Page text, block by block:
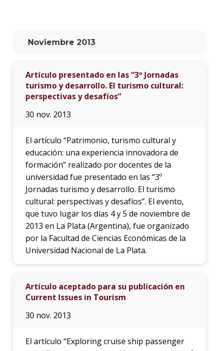
Noviembre 2013
Artículo presentado en las “3º Jornadas
turismo y desarrollo. El turismo cultural:
perspectivas y desafíos”
30 nov. 2013
El artículo “Patrimonio, turismo cultural y
educación: una experiencia innovadora de
formación” realizado por docentes de la
universidad fue presentado en las “3º
Jornadas turismo y desarrollo. El turismo
cultural: perspectivas y desafíos”. El evento,
que tuvo lugar los días 4 y 5 de noviembre de
2013 en La Plata (Argentina), fue organizado
por la Facultad de Ciencias Económicas de la
Universidad Nacional de La Plata.
Artículo aceptado para su publicación en
Current Issues in Tourism
30 nov. 2013
El artículo “Exploring cruise ship passenger